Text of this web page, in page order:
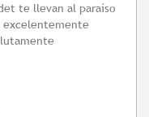
te llevan al paraíso
excelentemente